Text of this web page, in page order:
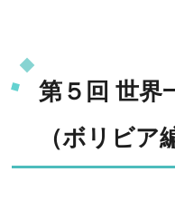
第５回 世界
（ボリビア